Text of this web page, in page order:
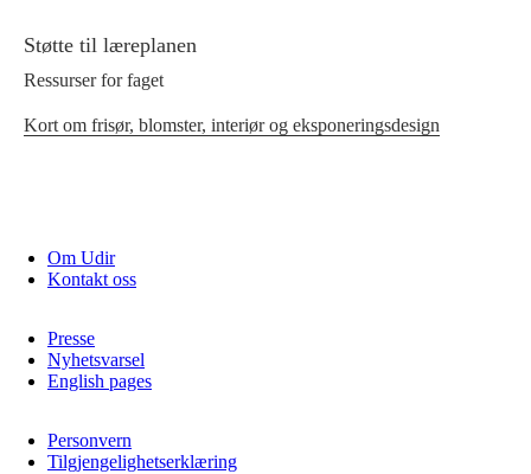
Støtte til læreplanen
Ressurser for faget
Kort om frisør, blomster, interiør og eksponeringsdesign
Om Udir
Kontakt oss
Presse
Nyhetsvarsel
English pages
Personvern
Tilgjengelighetserklæring